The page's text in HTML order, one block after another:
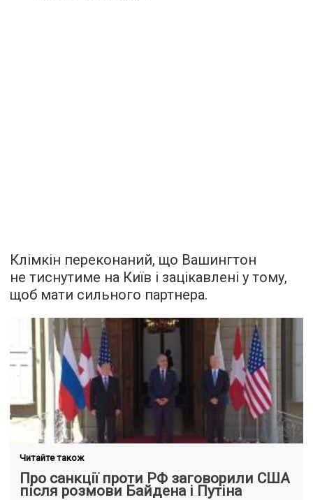
Клімкін переконаний, що Вашингтон
не тиснутиме на Київ і зацікавлені у тому,
щоб мати сильного партнера.
Читайте також
Про санкції проти РФ заговорили США
після розмови Байдена і Путіна